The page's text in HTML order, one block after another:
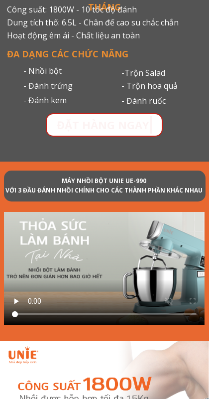
THÁNG
Công suất: 1800W - 10 tốc độ đánh
Dung tích thố: 6.5L - Chân đế cao su chắc chắn
Hoạt động êm ái - Chất liệu an toàn
ĐA DẠNG CÁC CHỨC NĂNG
- Nhồi bột
- Đánh trứng
- Đánh kem
- Đánh ruốc
- Trộn hoa quả
-Trộn Salad
ĐẶT HÀNG NGAY
MÁY NHỒI BỘT UNIE UE-990
VỚI 3 ĐẦU ĐÁNH NHỒI CHÍNH CHO CÁC THÀNH PHẦN KHÁC NHAU